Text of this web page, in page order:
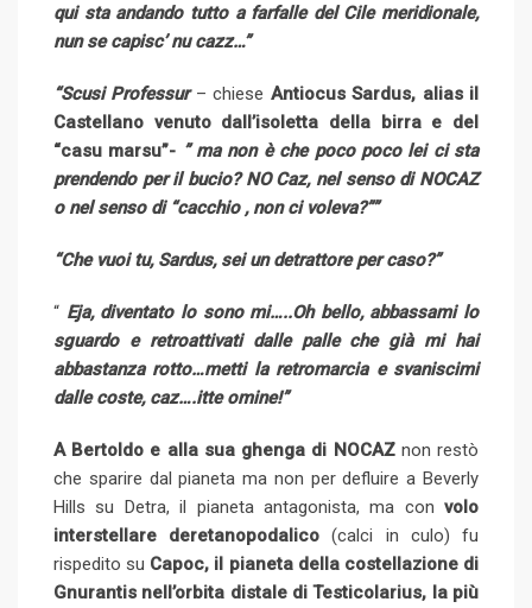
qui sta andando tutto a farfalle del Cile meridionale,
nun se capisc’ nu cazz…”
“Scusi Professur – chiese Antiocus Sardus, alias il
Castellano venuto dall’isoletta della birra e del
“casu marsu”- ” ma non è che poco poco lei ci sta
prendendo per il bucio? NO Caz, nel senso di NOCAZ
o nel senso di “cacchio , non ci voleva?””
“Che vuoi tu, Sardus, sei un detrattore per caso?”
“ Eja, diventato lo sono mi…..Oh bello, abbassami lo
sguardo e retroattivati dalle palle che già mi hai
abbastanza rotto…metti la retromarcia e svaniscimi
dalle coste, caz….itte omine!”
A Bertoldo e alla sua ghenga di NOCAZnon restò
che sparire dal pianeta ma non per defluire a Beverly
Hills su Detra, il pianeta antagonista, ma con volo
interstellare deretanopodalico (calci in culo) fu
rispedito su Capoc, il pianeta della costellazione di
Gnurantis nell’orbita distale di Testicolarius, la più